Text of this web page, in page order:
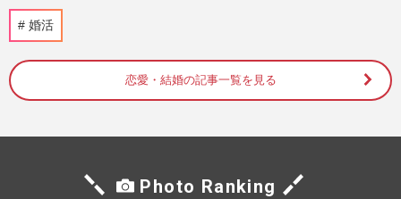
週刊女性2026年6月9日・16日号 2026/6/6
人」参加の“貸切り大合コン”開催で再注
週刊女性PRIME
婚活
恋愛・結婚の記事一覧を見る
Photo Ranking